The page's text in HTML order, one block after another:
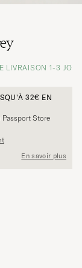
LIVRAISON 1-3 JO
32€ EN
Passport Store
En savoir plus